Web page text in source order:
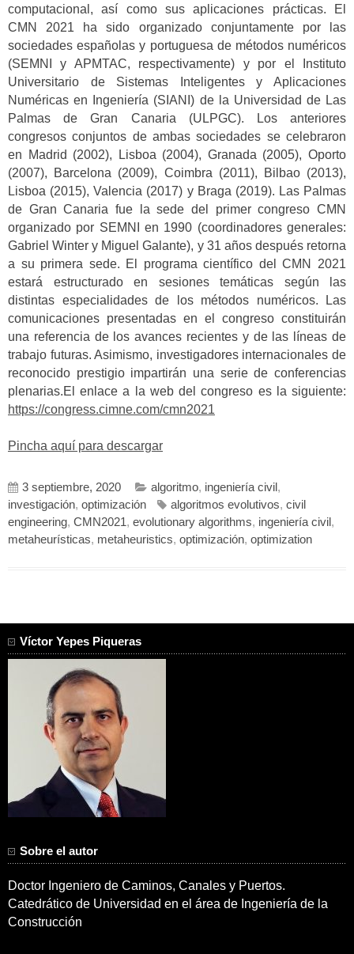
computacional, así como sus aplicaciones prácticas. El
CMN 2021 ha sido organizado conjuntamente por las
sociedades españolas y portuguesa de métodos numéricos
(SEMNI y APMTAC, respectivamente) y por el Instituto
Universitario de Sistemas Inteligentes y Aplicaciones
Numéricas en Ingeniería (SIANI) de la Universidad de Las
Palmas de Gran Canaria (ULPGC). Los anteriores
congresos conjuntos de ambas sociedades se celebraron
en Madrid (2002), Lisboa (2004), Granada (2005), Oporto
(2007), Barcelona (2009), Coimbra (2011), Bilbao (2013),
Lisboa (2015), Valencia (2017) y Braga (2019). Las Palmas
de Gran Canaria fue la sede del primer congreso CMN
organizado por SEMNI en 1990 (coordinadores generales:
Gabriel Winter y Miguel Galante), y 31 años después retorna
a su primera sede. El programa científico del CMN 2021
estará estructurado en sesiones temáticas según las
distintas especialidades de los métodos numéricos. Las
comunicaciones presentadas en el congreso constituirán
una referencia de los avances recientes y de las líneas de
trabajo futuras. Asimismo, investigadores internacionales de
reconocido prestigio impartirán una serie de conferencias
plenarias.El enlace a la web del congreso es la siguiente:
https://congress.cimne.com/cmn2021
Pincha aquí para descargar
3 septiembre, 2020 algoritmo, ingeniería civil ,
investigación, optimización algoritmos evolutivos, civil
engineering, CMN2021, evolutionary algorithms, ingeniería civil ,
metaheurísticas, metaheuristics, optimización, optimization
Víctor Yepes Piqueras
Sobre el autor
Doctor Ingeniero de Caminos, Canales y Puertos.
Catedrático de Universidad en el área de Ingeniería de la
Construcción